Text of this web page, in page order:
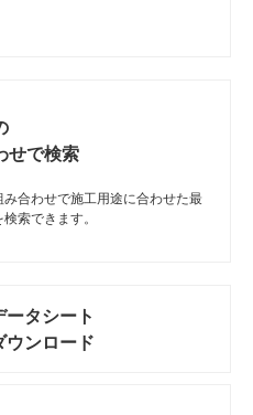
せで検索
み合わせで施工用途に合わせた最
索できます。
タシート
ウンロード